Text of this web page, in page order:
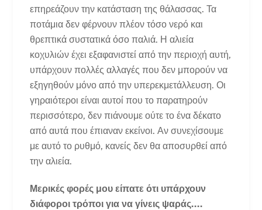
επηρεάζουν την κατάσταση της θάλασσας. Τα
ποτάμια δεν φέρνουν πλέον τόσο νερό και
θρεπτικά συστατικά όσο παλιά. Η αλιεία
κοχυλιών έχει εξαφανιστεί από την περιοχή αυτή,
υπάρχουν πολλές αλλαγές που δεν μπορούν να
εξηγηθούν μόνο από την υπερεκμετάλλευση. Οι
γηραιότεροι είναι αυτοί που το παρατηρούν
περισσότερο, δεν πιάνουμε ούτε το ένα δέκατο
από αυτά που έπιαναν εκείνοι. Αν συνεχίσουμε
με αυτό το ρυθμό, κανείς δεν θα αποσυρθεί από
την αλιεία.
Μερικές φορές μου είπατε ότι υπάρχουν
διάφοροι τρόποι για να γίνεις ψαράς....